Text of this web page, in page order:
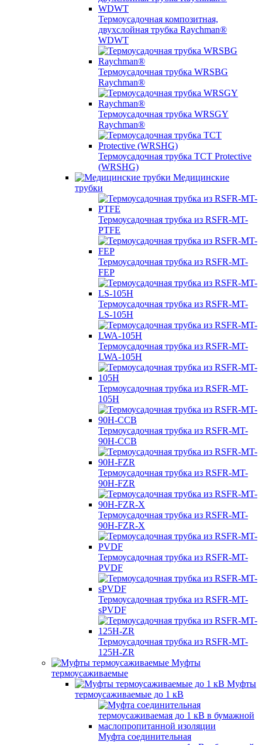
Термоусадочная композитная,
двухслойная трубка Raychman®
WDWT
Термоусадочная трубка WRSBG
Raychman®
Термоусадочная трубка WRSGY
Raychman®
Термоусадочная трубка TCT Protective
(WRSHG)
Медицинские
трубки
Термоусадочная трубка из RSFR-MT-
PTFE
Термоусадочная трубка из RSFR-MT-
FEP
Термоусадочная трубка из RSFR-MT-
LS-105H
Термоусадочная трубка из RSFR-MT-
LWA-105H
Термоусадочная трубка из RSFR-MT-
105H
Термоусадочная трубка из RSFR-MT-
90H-CCB
Термоусадочная трубка из RSFR-MT-
90H-FZR
Термоусадочная трубка из RSFR-MT-
90H-FZR-X
Термоусадочная трубка из RSFR-MT-
PVDF
Термоусадочная трубка из RSFR-MT-
sPVDF
Термоусадочная трубка из RSFR-MT-
125H-ZR
Муфты
термоусаживаемые
Муфты
термоусаживаемые до 1 кВ
Муфта соединительная